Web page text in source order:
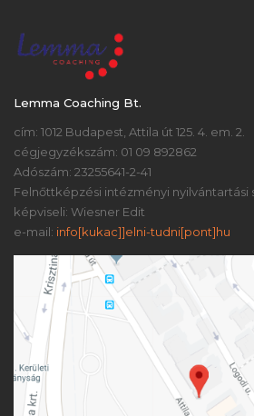
Lemma Coaching Bt.
cím: 1012 Budapest, Attila út 125. 4. em. 2.
cégjegyzékszám: 01 09 892862
Adószám: 23255641-2-41
Felnőttképzési intézményi nyilvántartási
képviseli: Wiesner Edit
e-mail: info[kukac]]elni-tudni[pont]hu